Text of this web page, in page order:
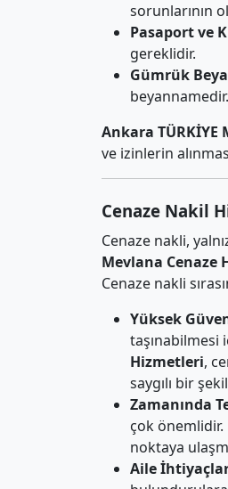
sorunlarının
Pasaport ve
gereklidir.
Gümrük
beyannamedir.
Ankara TÜRKİYE
ve izinlerin
Cenaze Nakil
Cenaze nakli,
Mevlana Cenaze
Cenaze nakli
Yüksek
taşınabilmesi
Hizmetleri,
saygılı bir
Zamanında
çok önemlidir.
noktaya
Aile